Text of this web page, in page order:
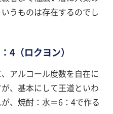
うものは存在するのでし
4（ロクヨン）
アルコール度数を自在に
、基本にして王道といわ
、焼酎：水＝6：4で作る